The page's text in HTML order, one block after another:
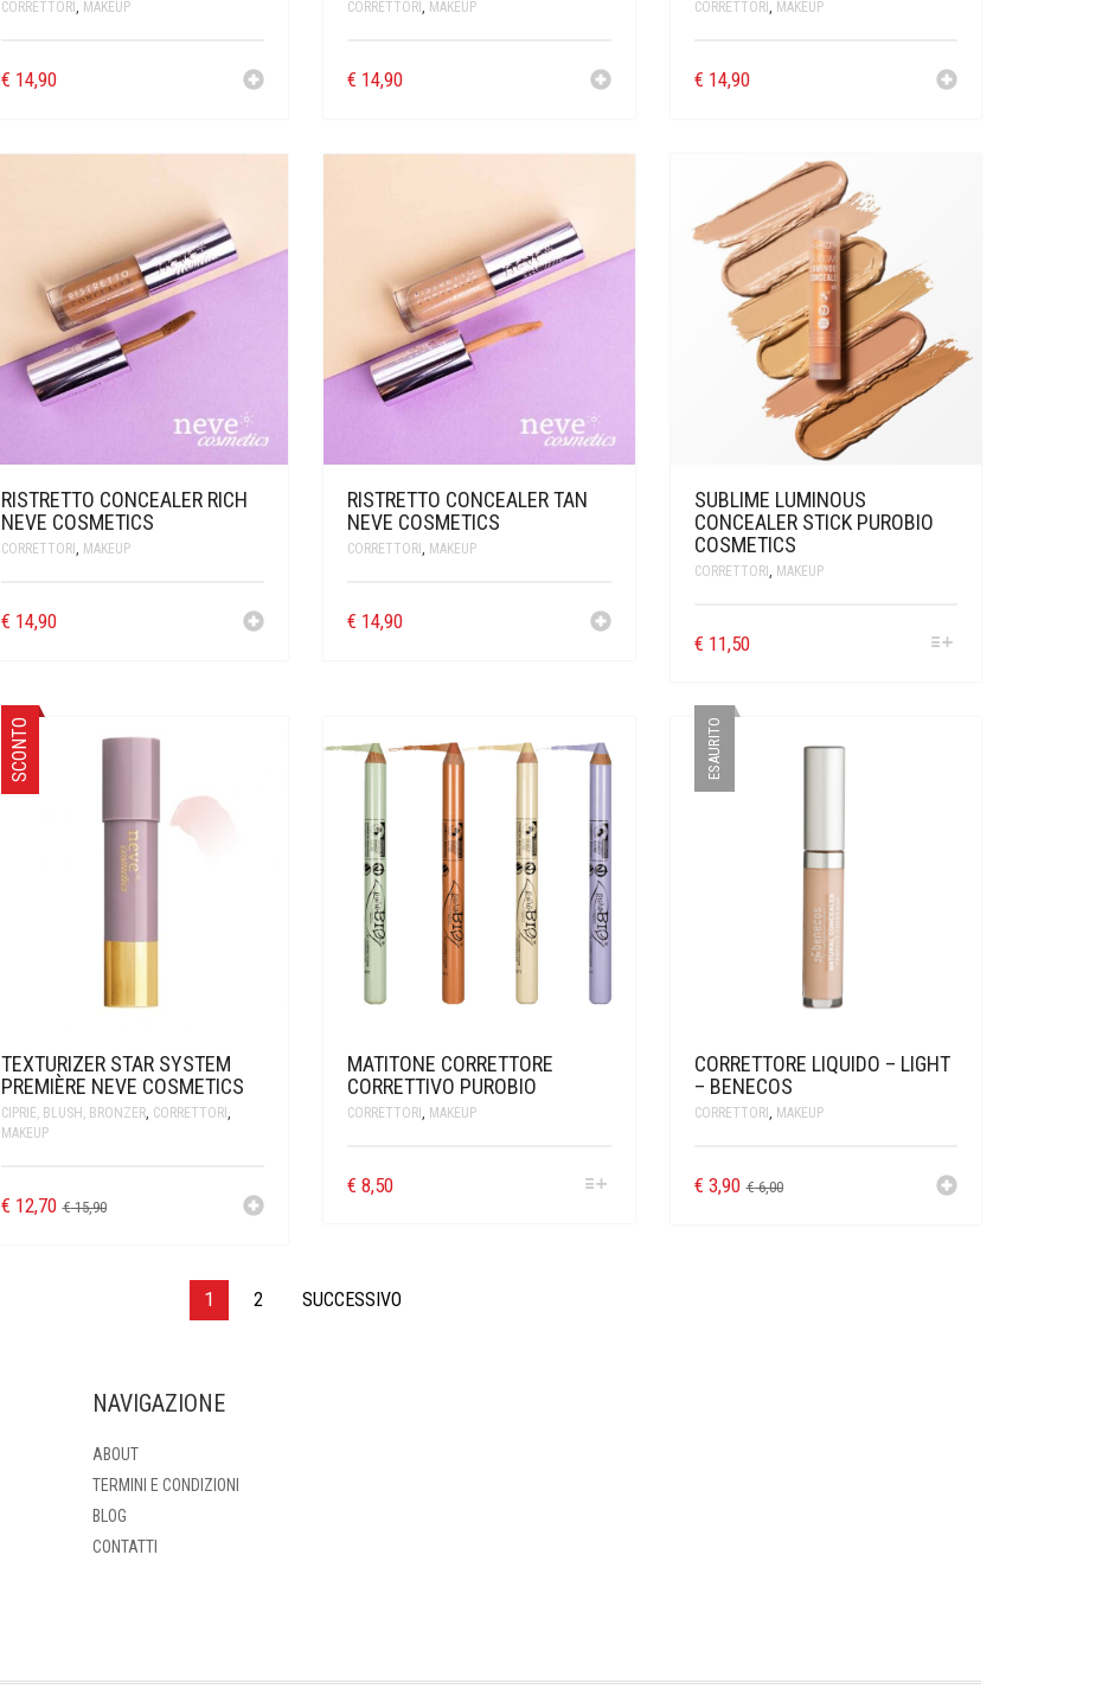
CORRETTORI MAKEUP
€ 14,90
CORRETTORI MAKEUP
€ 14,90
CORRETTORI MAKEUP
€ 14,90
RISTRETTO CONCEALER RICH
NEVE COSMETICS
CORRETTORI , MAKEUP
€ 14,90
RISTRETTO CONCEALER TAN
NEVE COSMETICS
CORRETTORI , MAKEUP
€ 14,90
SUBLIME LUMINOUS
CONCEALER STICK PUROBIO
COSMETICS
CORRETTORI , MAKEUP
€ 11,50
SCONTO
TEXTURIZER STAR SYSTEM
PREMIÈRE NEVE COSMETICS
CIPRIE, BLUSH, BRONZER, CORRETTORI
MAKEUP
€15,90
€ 12,70
MATITONE CORRETTORE
CORRETTIVO PUROBIO
CORRETTORI MAKEUP
€ 8,50
ESAURITO
CORRETTORE LIQUIDO – LIGHT
– BENECOS
CORRETTORI MAKEUP
€6,00
€ 3,90
1 2 SUCCESSIVO
NAVIGAZIONE
ABOUT
TERMINI E CONDIZIONI
BLOG
CONTATTI